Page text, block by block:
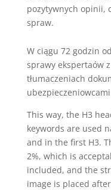
pozytywnych opinii,
spraw.
W ciągu 72 godzin
sprawy ekspertaów
tłumaczeniach
This way, the H3
keywords are used
and in the first H3.
2%, which is
included, and the
image is placed